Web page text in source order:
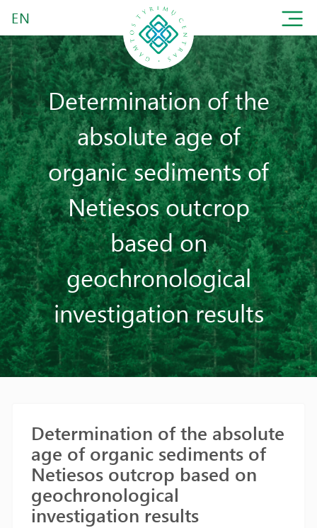
EN
Determination of the
absolute age of
organic sediments of
Netiesos outcrop
based on
geochronological
investigation results
Determination of the absolute
age of organic sediments of
Netiesos outcrop based on
geochronological
investigation results